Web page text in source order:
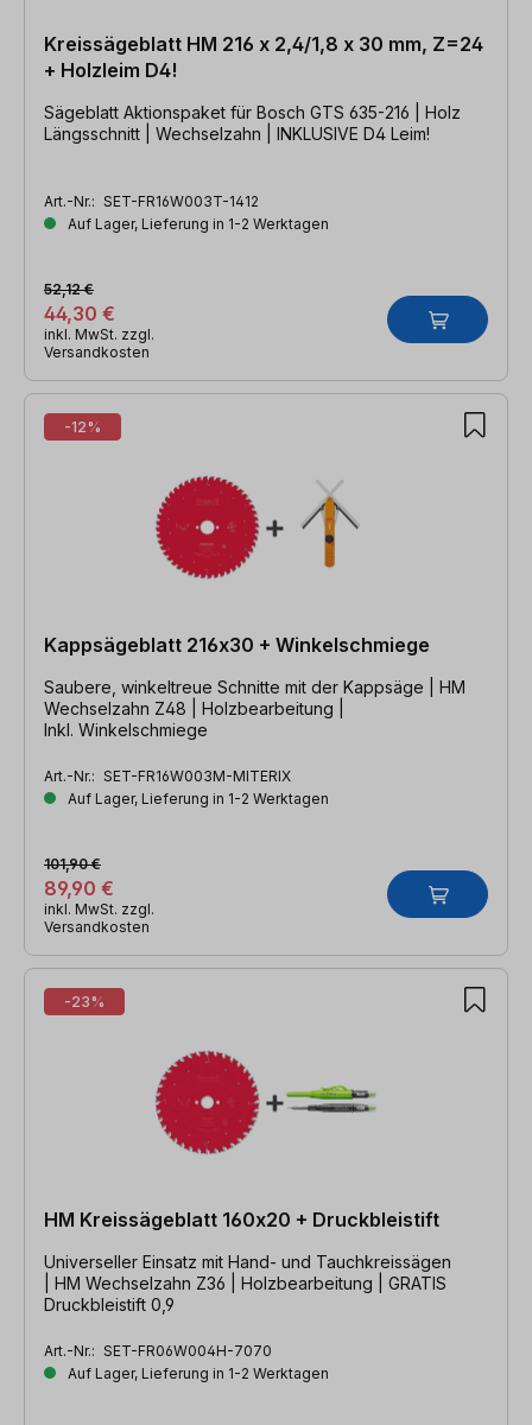
Kreissägeblatt HM 216 x 2,4/1,8 x 30 mm, Z=24
+ Holzleim D4!
Sägeblatt Aktionspaket für Bosch GTS 635-216 | Holz
Längsschnitt | Wechselzahn | INKLUSIVE D4 Leim!
Art.-Nr.: SET-FR16W003T-1412
Auf Lager, Lieferung in 1-2 Werktagen
44,30 €
52,12 €
inkl. MwSt. zzgl.
Versandkosten
-12%
Kappsägeblatt 216x30 + Winkelschmiege
Saubere, winkeltreue Schnitte mit der Kappsäge | HM
Wechselzahn Z48 | Holzbearbeitung |
Inkl. Winkelschmiege
Art.-Nr.: SET-FR16W003M-MITERIX
Auf Lager, Lieferung in 1-2 Werktagen
89,90 €
101,90 €
inkl. MwSt. zzgl.
Versandkosten
-23%
HM Kreissägeblatt 160x20 + Druckbleistift
Universeller Einsatz mit Hand- und Tauchkreissägen
| HM Wechselzahn Z36 | Holzbearbeitung | GRATIS
Druckbleistift 0,9
Art.-Nr.: SET-FR06W004H-7070
Auf Lager, Lieferung in 1-2 Werktagen